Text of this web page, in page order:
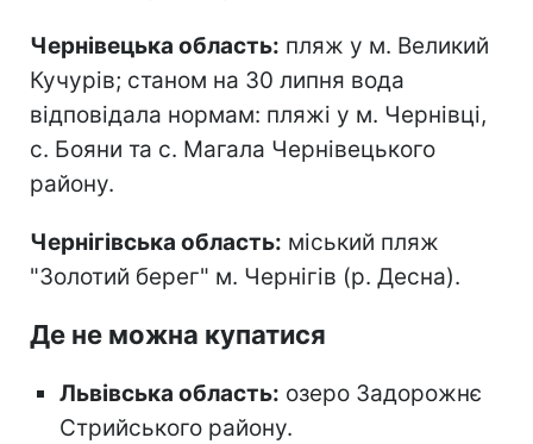
Чернівецька область: пляж у м. Великий
Кучурів; станом на 30 липня вода
відповідала нормам: пляжі у м. Чернівці,
с. Бояни та с. Магала Чернівецького
району.
Чернігівська область: міський пляж
"Золотий берег" м. Чернігів (р. Десна).
Де не можна купатися
Львівська область: озеро Задорожнє
Стрийського району.